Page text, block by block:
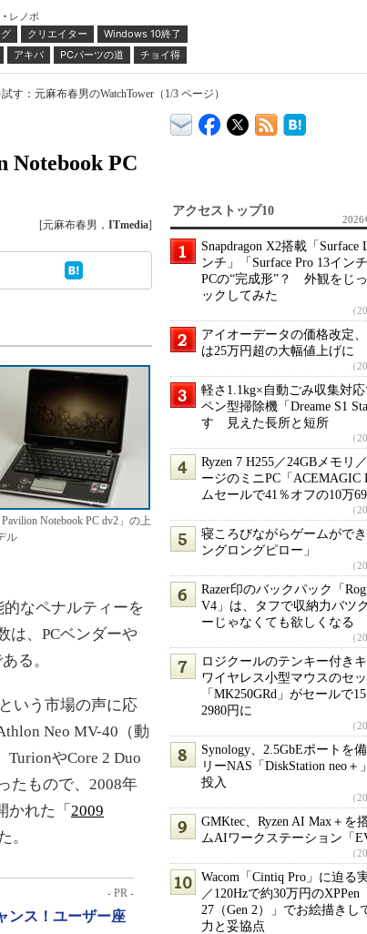
レノボ
クリエイター
Windows 10終了
アキバ PCパーツの道 チョイ得
：元麻布春男のWatchTower（1/3 ページ）
PC
[元麻布春男， ITmedia]
Pavilion Notebook PC dv2」の上
ル
なペナルティーを
は、PCベンダーや
る。
いう市場の声に応
Neo MV-40（動
やCore 2 Duo
たもので、2008年
かれた「 2009
。
- PR -
ンス！ユーザー座
アクセストップ10
2026
Snapdragon X2搭載「Surface
ンチ」「Surface Pro 13イン
PCの“完成形”？ 外観をじ
ックしてみた
（
アイオーデータの価格改定
は25万円超の大幅値上げに
（
軽さ1.1kg×自動ごみ収集対
ペン型掃除機「Dreame S1
す 見えた長所と短所
（
Ryzen 7 H255／24GBメモリ
ージのミニPC「ACEMAGIC
ムセールで41％オフの10万
（
寝ころびながらゲームがで
ングロングピロー」
（
Razer印のバックパック「
V4」は、タフで収納力バツ
ーじゃなくても欲しくなる
（
ロジクールのテンキー付き
ワイヤレス小型マウスのセッ
「MK250GRd」がセールで
2980円に
（
Synology、2.5GbEポートを
リーNAS「DiskStation neo＋
投入
（
GMKtec、Ryzen AI Max＋を
ムAIワークステーション「
（
Wacom「Cintiq Pro」に迫
／120Hzで約30万円のXPPen
27（Gen 2）」でお絵描きし
力と妥協点